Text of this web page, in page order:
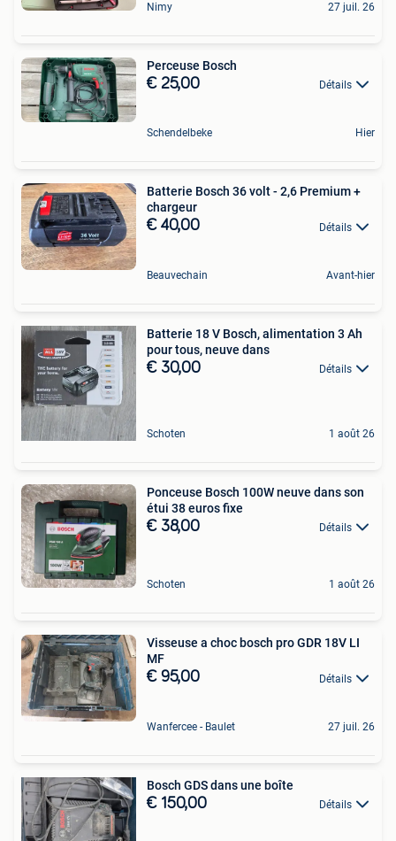
Nimy 27 juil. 26
Perceuse Bosch
€ 25,00 Détails
Schendelbeke Hier
Batterie Bosch 36 volt - 2,6 Premium +
chargeur
€ 40,00 Détails
Beauvechain Avant-hier
Batterie 18 V Bosch, alimentation 3 Ah
pour tous, neuve dans
€ 30,00 Détails
Schoten 1 août 26
Ponceuse Bosch 100W neuve dans son
étui 38 euros fixe
€ 38,00 Détails
Schoten 1 août 26
Visseuse a choc bosch pro GDR 18V LI
MF
€ 95,00 Détails
Wanfercee - Baulet 27 juil. 26
Bosch GDS dans une boîte
€ 150,00 Détails